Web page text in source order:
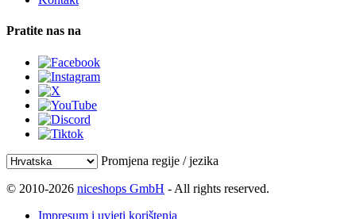
Pratite nas na
Promjena regije / jezika
© 2010-2026 niceshops GmbH - All rights reserved.
Impresum i uvjeti korištenja